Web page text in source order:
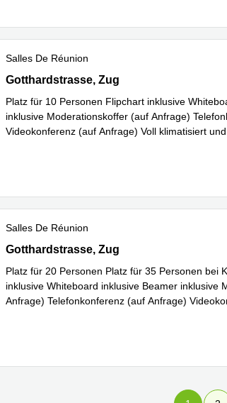
Salles De Réunion
Gotthardstrasse 26, Zug
Gotthardstrasse, Zug
Platz für 10 Personen Flipchart inklusive
inklusive Moderationskoffer (auf Anfrage)
Videokonferenz (auf Anfrage) Voll klimatisiert
Salles De Réunion
Gotthardstrasse 26, Zug
Gotthardstrasse, Zug
Platz für 20 Personen Platz für 35 Personen bei
inklusive Whiteboard inklusive Beamer inklusive
Anfrage) Telefonkonferenz (auf Anfrage)